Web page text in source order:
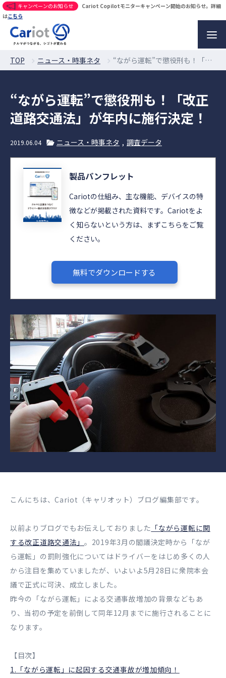
キャンペーンのお知らせ
Cariot Copilotモニターキャンペーン開始のお知らせ。詳細
はこちら
TOP ニュース・時事ネタ “ながら運転”で懲役刑も！「改正道路交通法」が年内に施行決定！
“ながら運転”で懲役刑も！「改正
道路交通法」が年内に施行決定！
2019.06.04 ニュース・時事ネタ 調査データ
製品パンフレット
Cariotの仕組み、主な機能、デバイスの特
徴などが掲載された資料です。Cariotをよ
く知らないという方は、まずこちらをご覧
ください。
無料でダウンロードする
こんにちは、Cariot（キャリオット）ブログ編集部です。
以前よりブログでもお伝えしておりました 「ながら運転に関
する改正道路交通法」 。2019年3月の閣議決定時から「なが
ら運転」の罰則強化についてはドライバーをはじめ多くの人
から注目を集めていましたが、いよいよ5月28日に衆院本会
議で正式に可決、成立しました。
昨今の「ながら運転」による交通事故増加の背景などもあ
り、当初の予定を前倒して同年12月までに施行されることに
なります。
【目次】
1.「ながら運転」に起因する交通事故が増加傾向！